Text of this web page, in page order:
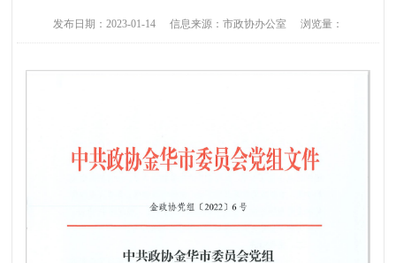
发布日期：2023-01-14 信息来源：市政协办公室 浏览量：